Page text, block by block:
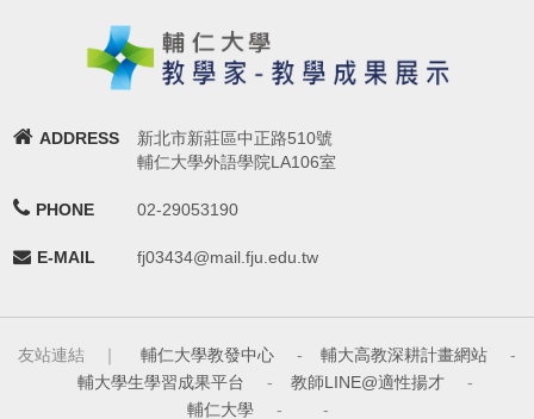
ADDRESS
新北市新莊區中正路510號
輔仁大學外語學院LA106室
PHONE 02-29053190
E-MAIL fj03434@mail.fju.edu.tw
友站連結 ｜ 輔仁大學教發中心 - 輔大高教深耕計畫網站
-
輔大學生學習成果平台
- 教師LINE@適性揚才
-
輔仁大學
- -